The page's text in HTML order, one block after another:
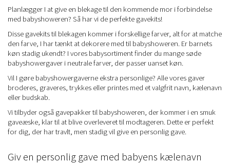
Planlægger I at give en blekage til den kommende mor i forbindelse
med babyshoweren? Så har vi de perfekte gavekits!
Disse gavekits til blekagen kommer i forskellige farver, alt for at matche
den farve, I har tænkt at dekorere med til babyshoweren. Er barnets
køn stadig ukendt? I vores babysortiment finder du mange søde
babyshowergaver i neutrale farver, der passer uanset køn.
Vil I gøre babyshowergaverne ekstra personlige? Alle vores gaver
broderes, graveres, trykkes eller printes med et valgfrit navn, kælenavn
eller budskab.
Vi tilbyder også gavepakker til babyshoweren, der kommer i en smuk
gaveæske, klar til at blive overleveret til modtageren. Dette er perfekt
for dig, der har travlt, men stadig vil give en personlig gave.
Giv en personlig gave med babyens kælenavn